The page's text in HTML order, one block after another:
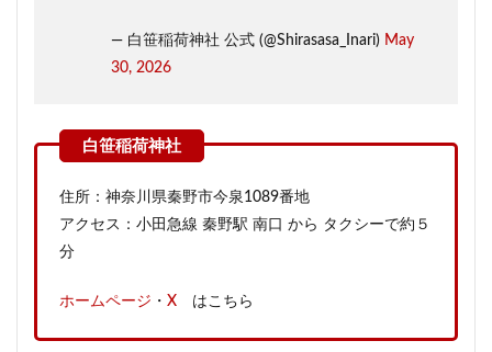
— 白笹稲荷神社 公式 (@Shirasasa_Inari) May
30, 2026
住所：神奈川県秦野市今泉1089番地
アクセス：小田急線 秦野駅 南口 から タクシーで約５
分
ホームページ ・ X はこちら